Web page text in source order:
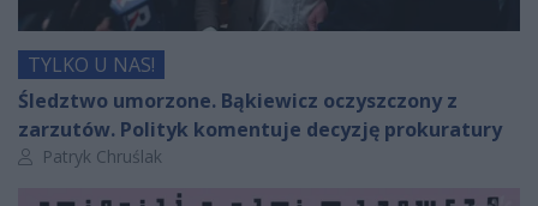
TYLKO U NAS!
Śledztwo umorzone. Bąkiewicz oczyszczony z
zarzutów. Polityk komentuje decyzję prokuratury
Autor artykułu:
Patryk Chruślak